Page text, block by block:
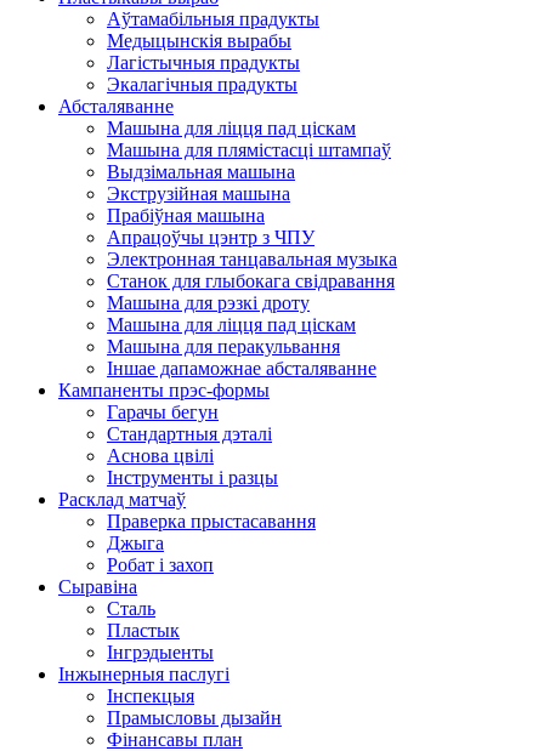
Аўтамабільныя прадукты
Медыцынскія вырабы
Лагістычныя прадукты
Экалагічныя прадукты
Абсталяванне
Машына для ліцця пад ціскам
Машына для плямістасці штампаў
Выдзімальная машына
Экструзійная машына
Прабіўная машына
Апрацоўчы цэнтр з ЧПУ
Электронная танцавальная музыка
Станок для глыбокага свідравання
Машына для рэзкі дроту
Машына для ліцця пад ціскам
Машына для перакульвання
Іншае дапаможнае абсталяванне
Кампаненты прэс-формы
Гарачы бегун
Стандартныя дэталі
Аснова цвілі
Інструменты і разцы
Расклад матчаў
Праверка прыстасавання
Джыга
Робат і захоп
Сыравіна
Сталь
Пластык
Інгрэдыенты
Інжынерныя паслугі
Інспекцыя
Прамысловы дызайн
Фінансавы план